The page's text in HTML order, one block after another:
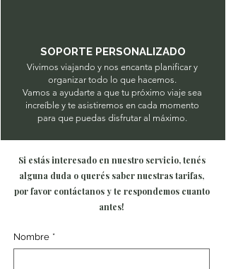
SOPORTE PERSONALIZADO
Vivimos viajando y nos encanta planificar y
organizar todo lo que hacemos.
Vamos a ayudarte a que tu próximo viaje sea
increíble y te asistiremos en cada momento
para que puedas disfrutar al máximo.
Si estás interesado en nuestro servicio, tenés
alguna duda o querés saber nuestras tarifas,
por favor contáctanos y te respondemos cuanto
antes!
Nombre *